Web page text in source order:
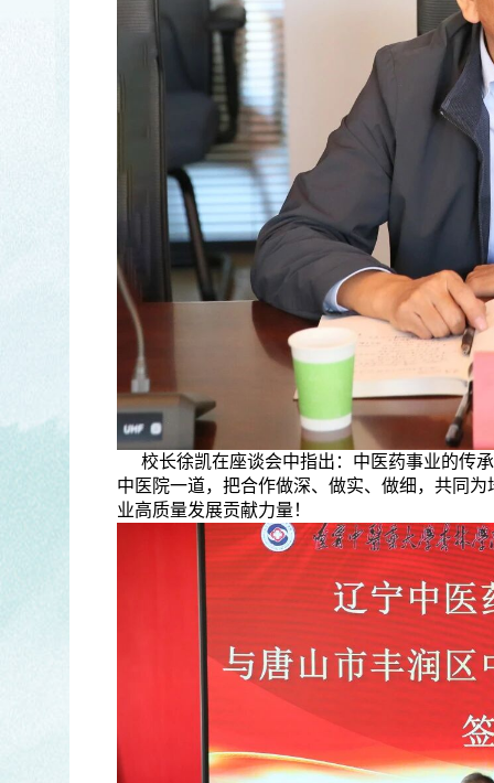
校长徐凯在座谈会中指出：中医药事业的传
中医院一道，把合作做深、做实、做细，共同
业高质量发展贡献力量！